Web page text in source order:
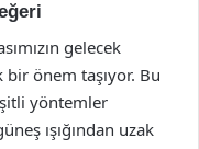
gelecek
bir önem taşıyor. Bu
yöntemler
ışığından uzak